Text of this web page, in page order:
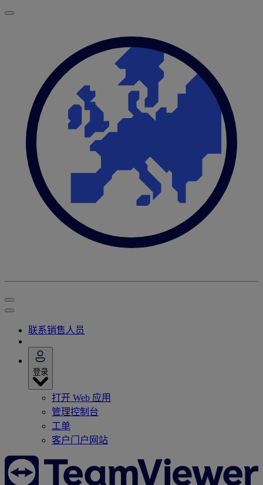
联系销售人员
登录
打开 Web 应用
管理控制台
工单
客户门户网站